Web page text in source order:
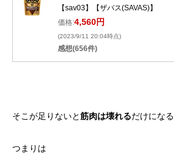
【sav03】【ザバス(SAVAS)】
価格:4,560円
(2023/9/11 20:04時点)
感想(656件)
そこが足りないと筋肉は壊れるだけになる
つまりは